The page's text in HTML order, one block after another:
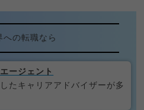
への転職なら
ージェント
たキャリアアドバイザーが多